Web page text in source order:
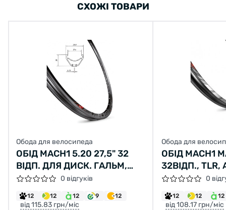
СХОЖІ ТОВАРИ
Обода для велосипеда
ОБІД MACH1 5.20 27,5" 32
ВІДП. ДЛЯ ДИСК. ГАЛЬМ,
TLR, ПІСТОН, ЧОРНИЙ
FV/PRESTA
0 відгуків
12 12 12 9 12
від 115.83 грн/міс
Обода для
ОБІД MACH1
32ВІДП.,
0
12 12 12
від 108.17 грн/міс